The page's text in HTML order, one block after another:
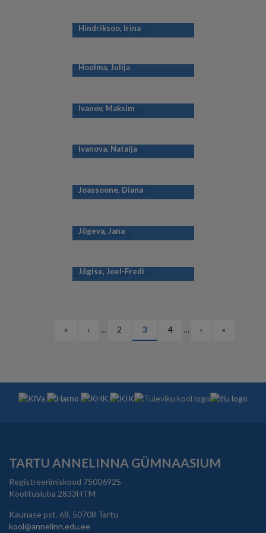
Hindriksoo, Irina
Hoolma, Julija
Ivanov, Maksim
Ivanova, Natalja
Joassoone, Diana
Jõgeva, Jana
Jõgise, Joel-Fredi
PAGINATIONEsimene
«
Eelmine
‹ … Lehekülg
2
Eesolev
leht
3 Lehekülg
4 …
Järgmine
›
Viimane
»
TARTU ANNELINNA GÜMNAASIUM
Registreerimiskood 75006925
Koolitusluba 2833HTM
Kaunase pst. 68, 50708 Tartu
kool@annelinn.edu.ee